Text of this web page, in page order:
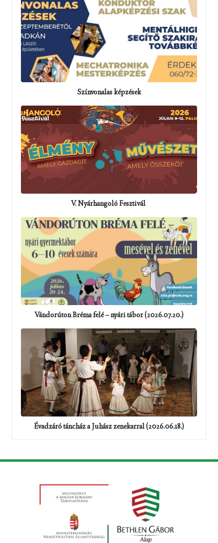
Színvonalas képzések
V. Nyárhangoló Fesztivál
Vándorúton Bréma felé – nyári tábor (2026.07.20.)
Évadzáró táncház a Juhász zenekarral (2026.06.18.)